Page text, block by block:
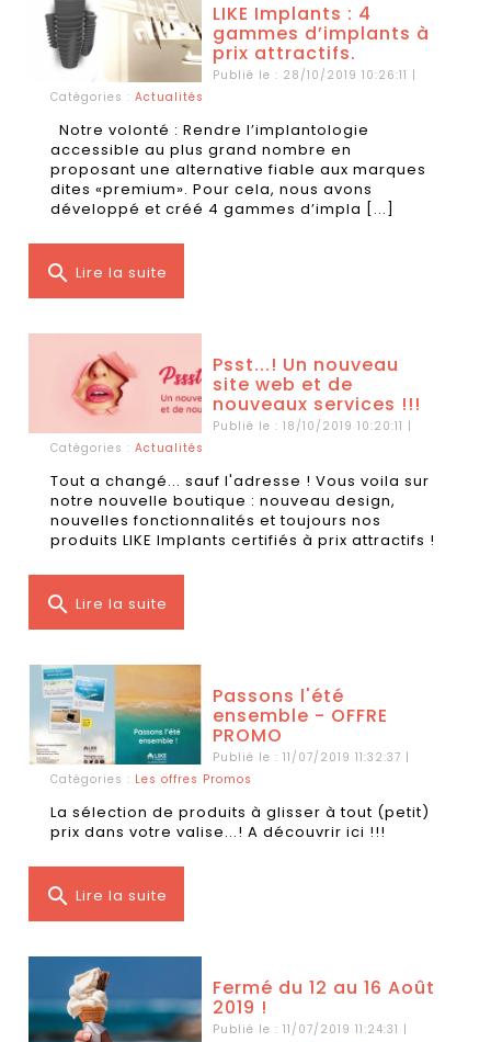
LIKE Implants : 4
gammes d’implants à
prix attractifs.
Publié le : 28/10/2019 10:26:11 |
Catégories : Actualités
Notre volonté : Rendre l’implantologie
accessible au plus grand nombre en
proposant une alternative fiable aux marques
dites «premium». Pour cela, nous avons
développé et créé 4 gammes d’impla [...]
search Lire la suite
Psst...! Un nouveau
site web et de
nouveaux services !!!
Publié le : 18/10/2019 10:20:11 |
Catégories : Actualités
Tout a changé... sauf l'adresse ! Vous voila sur
notre nouvelle boutique : nouveau design,
nouvelles fonctionnalités et toujours nos
produits LIKE Implants certifiés à prix attractifs !
search Lire la suite
Passons l'été
ensemble - OFFRE
PROMO
Publié le : 11/07/2019 11:32:37 |
Catégories : Les offres Promos
La sélection de produits à glisser à tout (petit)
prix dans votre valise...! A découvrir ici !!!
search Lire la suite
Fermé du 12 au 16 Août
2019 !
Publié le : 11/07/2019 11:24:31 |